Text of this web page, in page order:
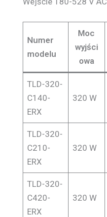
Numer
modelu
Moc
wyjści
owa
TLD-320-
C140-
ERX
320 W
TLD-320-
C210-
ERX
320 W
TLD-320-
C420-
ERX
320 W